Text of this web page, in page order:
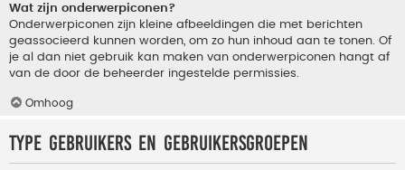
Wat zijn onderwerpiconen?
Onderwerpiconen zijn kleine afbeeldingen die met berichten
geassocieerd kunnen worden, om zo hun inhoud aan te tonen. Of
je al dan niet gebruik kan maken van onderwerpiconen hangt af
van de door de beheerder ingestelde permissies.
Omhoog
Type gebruikers en gebruikersgroepen